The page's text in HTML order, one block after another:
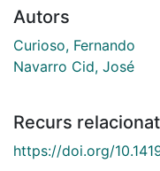
Autors
Curioso, Fernando
Navarro Cid, José
Recurs relacionat
https://doi.org/